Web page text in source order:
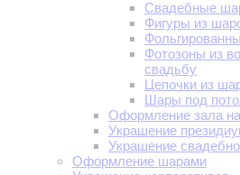
Свадебные
Фигуры из
Фотозоны из
свадьбу
Цепочки из
Шары под
Оформление зала
Украшение
Украшение
Оформление шарами